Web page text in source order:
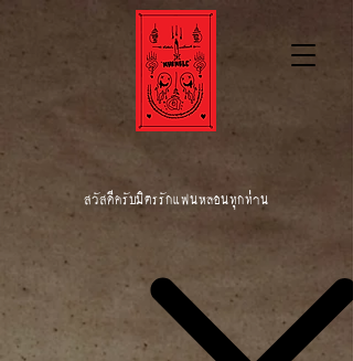
สวัสดีครับมิตรรักแฟนหลอนทุกท่าน